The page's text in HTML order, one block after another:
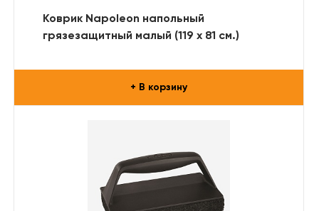
Коврик Napoleon напольный
грязезащитный малый (119 х 81 см.)
+ В корзину